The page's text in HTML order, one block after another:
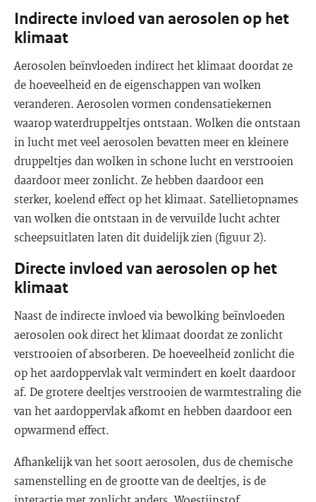
Indirecte invloed van aerosolen op het
klimaat
Aerosolen beïnvloeden indirect het klimaat doordat ze
de hoeveelheid en de eigenschappen van wolken
veranderen. Aerosolen vormen condensatiekernen
waarop waterdruppeltjes ontstaan. Wolken die ontstaan
in lucht met veel aerosolen bevatten meer en kleinere
druppeltjes dan wolken in schone lucht en verstrooien
daardoor meer zonlicht. Ze hebben daardoor een
sterker, koelend effect op het klimaat. Satellietopnames
van wolken die ontstaan in de vervuilde lucht achter
scheepsuitlaten laten dit duidelijk zien (figuur 2).
Directe invloed van aerosolen op het
klimaat
Naast de indirecte invloed via bewolking beïnvloeden
aerosolen ook direct het klimaat doordat ze zonlicht
verstrooien of absorberen. De hoeveelheid zonlicht die
op het aardoppervlak valt vermindert en koelt daardoor
af. De grotere deeltjes verstrooien de warmtestraling die
van het aardoppervlak afkomt en hebben daardoor een
opwarmend effect.
Afhankelijk van het soort aerosolen, dus de chemische
samenstelling en de grootte van de deeltjes, is de